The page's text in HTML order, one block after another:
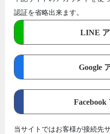
認証を省略出来ます。
LINE
Google
Facebook
当サイトではお客様が接続先